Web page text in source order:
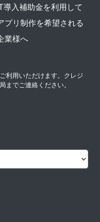
導入補助金を利用して
プリ制作を希望される
業様へ
利用いただけます。クレジ
までご連絡ください。